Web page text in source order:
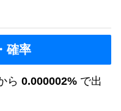
確率
ら 0.000002%で出